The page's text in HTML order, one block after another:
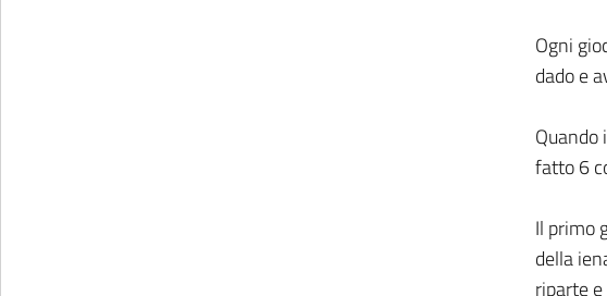
Ogni
dado e
Quando
fatto 6
Il primo
della
riparte